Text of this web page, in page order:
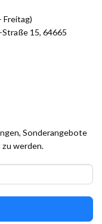
Freitag)
15, 64665
Sonderangebote
werden.